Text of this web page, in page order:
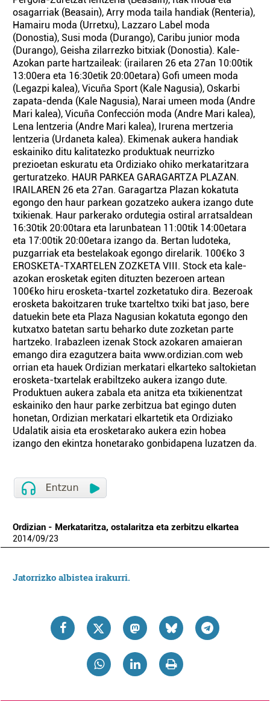
osagarriak (Beasain), Arry moda taila handiak (Renteria),
Hamairu moda (Urretxu), Lazzaro Label moda
(Donostia), Susi moda (Durango), Caribu junior moda
(Durango), Geisha zilarrezko bitxiak (Donostia). Kale-
Azokan parte hartzaileak: (irailaren 26 eta 27an 10:00tik
13:00era eta 16:30etik 20:00etara) Gofi umeen moda
(Legazpi kalea), Vicuña Sport (Kale Nagusia), Oskarbi
zapata-denda (Kale Nagusia), Narai umeen moda (Andre
Mari kalea), Vicuña Confección moda (Andre Mari kalea),
Lena lentzeria (Andre Mari kalea), Irurena mertzeria
lentzeria (Urdaneta kalea). Ekimenak aukera handiak
eskainiko ditu kalitatezko produktuak neurrizko
prezioetan eskuratu eta Ordiziako ohiko merkataritzara
gerturatzeko. HAUR PARKEA GARAGARTZA PLAZAN.
IRAILAREN 26 eta 27an. Garagartza Plazan kokatuta
egongo den haur parkean gozatzeko aukera izango dute
txikienak. Haur parkerako ordutegia ostiral arratsaldean
16:30tik 20:00tara eta larunbatean 11:00tik 14:00etara
eta 17:00tik 20:00etara izango da. Bertan ludoteka,
puzgarriak eta bestelakoak egongo direlarik. 100€ko 3
EROSKETA-TXARTELEN ZOZKETA VIII. Stock eta kale-
azokan erosketak egiten dituzten bezeroen artean
100€ko hiru erosketa-txartel zozketatuko dira. Bezeroak
erosketa bakoitzaren truke txarteltxo txiki bat jaso, bere
datuekin bete eta Plaza Nagusian kokatuta egongo den
kutxatxo batetan sartu beharko dute zozketan parte
hartzeko. Irabazleen izenak Stock azokaren amaieran
emango dira ezagutzera baita www.ordizian.com web
orrian eta hauek Ordizian merkatari elkarteko saltokietan
erosketa-txartelak erabiltzeko aukera izango dute.
Produktuen aukera zabala eta anitza eta txikienentzat
eskainiko den haur parke zerbitzua bat egingo duten
honetan, Ordizian merkatari elkartetik eta Ordiziako
Udalatik aisia eta erosketarako aukera ezin hobea
izango den ekintza honetarako gonbidapena luzatzen da.
Ordizian - Merkataritza, ostalaritza eta zerbitzu elkartea
2014/09/23
Jatorrizko albistea irakurri.